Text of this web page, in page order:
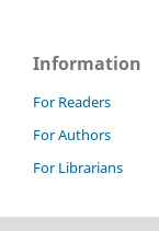
Information
For Readers
For Authors
For Librarians